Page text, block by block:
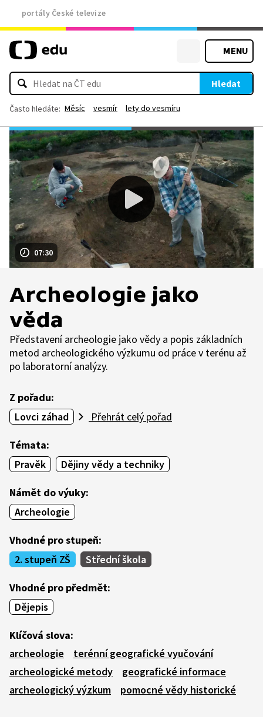
portály České televize
MENU
Hledat
Často hledáte: Měsíc vesmír lety do vesmíru
07:30
Archeologie jako
věda
Představení archeologie jako vědy a popis základních
metod archeologického výzkumu od práce v terénu až
po laboratorní analýzy.
Z pořadu:
Lovci záhad
Přehrát celý pořad
Témata:
Pravěk
Dějiny vědy a techniky
Námět do výuky:
Archeologie
Vhodné pro stupeň:
2. stupeň ZŠ
Střední škola
Vhodné pro předmět:
Dějepis
Klíčová slova:
archeologie
terénní geografické vyučování
archeologické metody
geografické informace
archeologický výzkum
pomocné vědy historické